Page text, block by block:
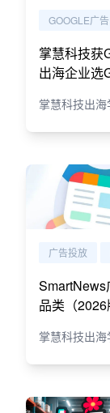
GOOGLE广告
掌慧科技获
出海企业选
掌慧科技出
广告投放
品类（2026
掌慧科技出